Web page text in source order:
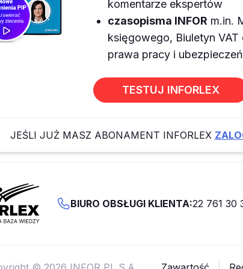
komentarze ekspertów
czasopisma INFOR m.in.
księgowego, Biuletyn VAT
prawa pracy i ubezpieczeń
TESTUJ INFORLEX
JEŚLI JUŻ MASZ ABONAMENT INFORLEX
BIURO OBSŁUGI KLIENTA:22 761 30